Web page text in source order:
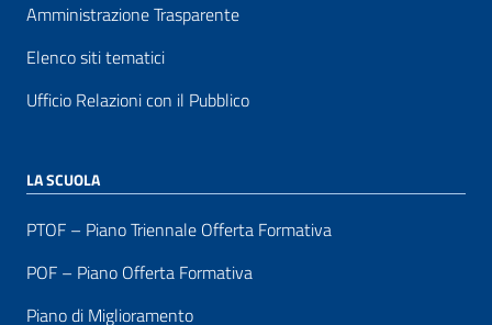
Amministrazione Trasparente
Elenco siti tematici
Ufficio Relazioni con il Pubblico
LA SCUOLA
PTOF – Piano Triennale Offerta Formativa
POF – Piano Offerta Formativa
Piano di Miglioramento